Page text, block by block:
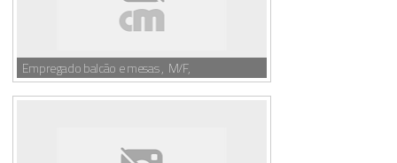
Empregado balcão e mesas , M/F,